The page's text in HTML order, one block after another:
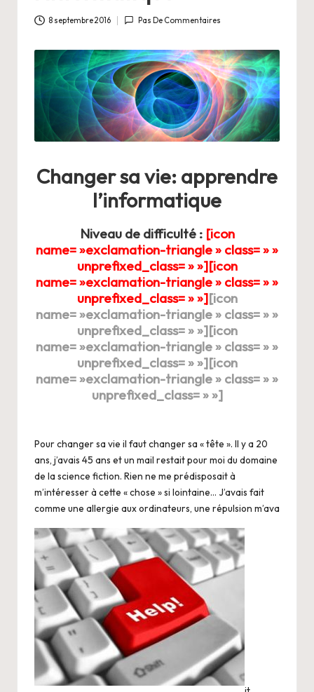
n
g
e
r
s
a
V
8 septembre 2016 Pas De Commentaires
Changer sa vie: apprendre
l’informatique
Niveau de difficulté : [icon
name= »exclamation-triangle » class= » »
unprefixed_class= » »][icon
name= »exclamation-triangle » class= » »
unprefixed_class= » »][icon
name= »exclamation-triangle » class= » »
unprefixed_class= » »][icon
name= »exclamation-triangle » class= » »
unprefixed_class= » »][icon
name= »exclamation-triangle » class= » »
unprefixed_class= » »]
Pour changer sa vie il faut changer sa « tête ». Il y a 20
ans, j’avais 45 ans et un mail restait pour moi du domaine
de la science fiction. Rien ne me prédisposait à
m’intéresser à cette « chose » si lointaine… J’avais fait
comme une allergie aux ordinateurs, une répulsion m’ava